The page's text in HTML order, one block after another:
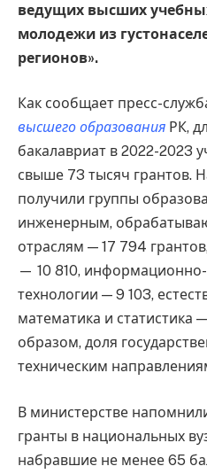
ведущих высших
молодежи из
регионов».
Как сообщает пресс-
высшего образования РК,
бакалавриат в 2022-2023
свыше 73 тысяч грантов.
получили группы
инженерным,
отраслям — 17 794
— 10 810,
технологии — 9 103,
математика и статистика
образом, доля
техническим
В министерстве
гранты в национальных
набравшие не менее 65